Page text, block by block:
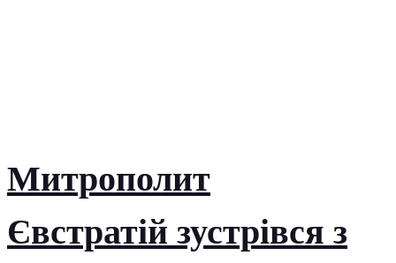
Митрополит
Євстратій зустрівся з